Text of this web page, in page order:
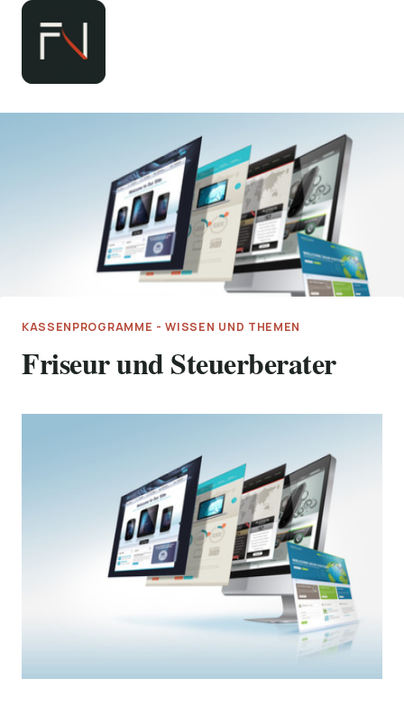
Zum
springen
KASSENPROGRAMME - WISSEN UND THEMEN
Friseur und Steuerberater